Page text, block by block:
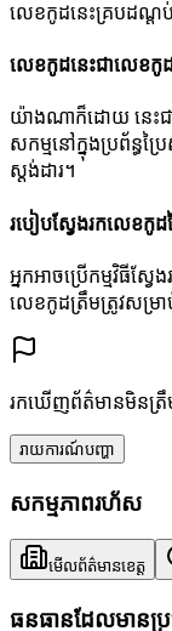
លេខកូដនេះគ្របដណ្ត
លេខកូដនេះជាលេខកូ
យ៉ាងណាក៏ដោយ នេះ
សកម្មនៅក្នុងប្រព័ន្ធប្រ
ស្តង់ដារ។
របៀបស្វែងរកលេខកូ
អ្នកអាចប្រើកម្មវិធីស្
លេខកូដត្រឹមត្រូវសម្រ
រកឃើញព័ត៌មានមិនត្
រាយការណ៍បញ្ហា
សកម្មភាពរហ័ស
មើលព័ត៌មានខេត្ត
ធនធានដែលមាន